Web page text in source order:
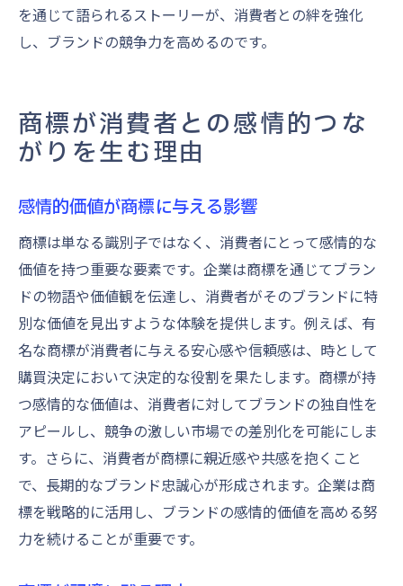
を通じて語られるストーリーが、消費者との絆を強化
し、ブランドの競争力を高めるのです。
商標が消費者との感情的つな
がりを生む理由
感情的価値が商標に与える影響
商標は単なる識別子ではなく、消費者にとって感情的な
価値を持つ重要な要素です。企業は商標を通じてブラン
ドの物語や価値観を伝達し、消費者がそのブランドに特
別な価値を見出すような体験を提供します。例えば、有
名な商標が消費者に与える安心感や信頼感は、時として
購買決定において決定的な役割を果たします。商標が持
つ感情的な価値は、消費者に対してブランドの独自性を
アピールし、競争の激しい市場での差別化を可能にしま
す。さらに、消費者が商標に親近感や共感を抱くこと
で、長期的なブランド忠誠心が形成されます。企業は商
標を戦略的に活用し、ブランドの感情的価値を高める努
力を続けることが重要です。